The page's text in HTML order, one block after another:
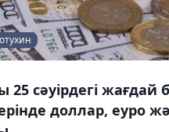
25 сәуірдегі
доллар, еуро